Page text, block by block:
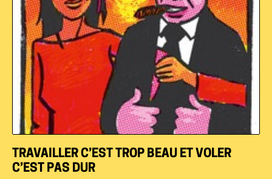
TRAVAILLER C’EST TROP BEAU ET VOLER
C’EST PAS DUR